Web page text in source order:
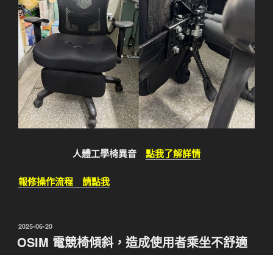
人體工學椅異音 點我了解詳情
報修操作流程 請點我
發
佈
於
2025-06-20
OSIM 電競椅傾斜，造成使用者乘坐不舒適